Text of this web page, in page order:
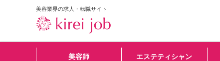
美容業界の求人・転職サイト
美容師 エステティシャン